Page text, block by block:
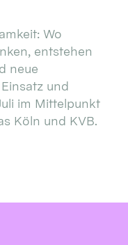
Wo
entstehen
neue
und
im Mittelpunkt
Köln und KVB.